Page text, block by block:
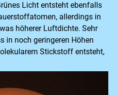
Licht entsteht ebenfalls
allerdings in
höherer Luftdichte. Sehr
in noch geringeren Höhen
Stickstoff entsteht,